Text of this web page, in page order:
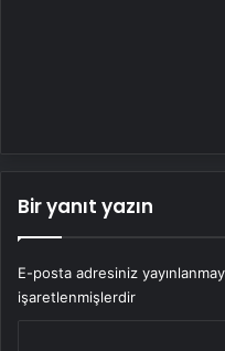
Bir yanıt yazın
E-posta adresiniz
işaretlenmişlerdir